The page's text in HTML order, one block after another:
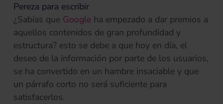
Pereza para escribir
¿Sabías que Google ha empezado a dar premios a
aquellos contenidos de gran profundidad y
estructura? esto se debe a que hoy en día, el
deseo de la información por parte de los usuarios,
se ha convertido en un hambre insaciable y que
un párrafo corto no será suficiente para
satisfacerlos.